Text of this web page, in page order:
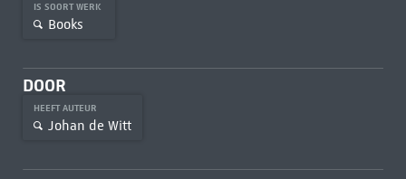
IS SOORT WERK
Books
DOOR
HEEFT AUTEUR
Johan de Witt